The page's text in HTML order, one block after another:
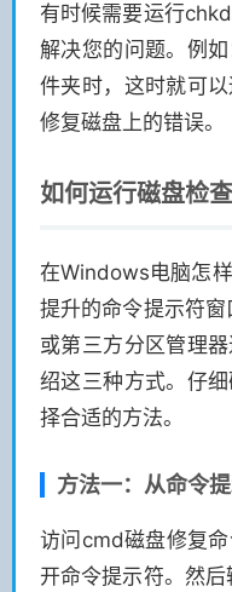
有时候需要运行
解决您的问题。例
件夹时，这时就可
修复磁盘上的错误。
如何运行磁盘检
在Windows电脑怎
提升的命令提示符
或第三方分区管理
绍这三种方式。仔
择合适的方法。
方法一：从命令
访问cmd磁盘修复
开命令提示符。然